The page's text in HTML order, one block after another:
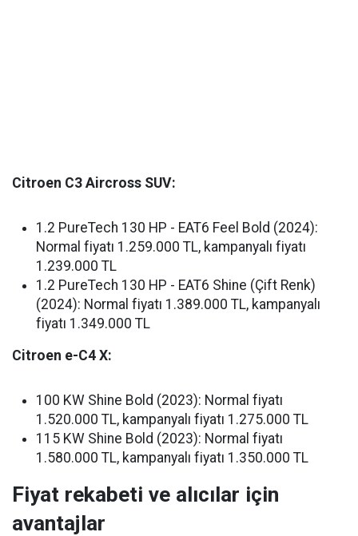
Citroen C3 Aircross SUV:
1.2 PureTech 130 HP - EAT6 Feel Bold (2024):
Normal fiyatı 1.259.000 TL, kampanyalı fiyatı
1.239.000 TL
1.2 PureTech 130 HP - EAT6 Shine (Çift Renk)
(2024): Normal fiyatı 1.389.000 TL, kampanyalı
fiyatı 1.349.000 TL
Citroen e-C4 X:
100 KW Shine Bold (2023): Normal fiyatı
1.520.000 TL, kampanyalı fiyatı 1.275.000 TL
115 KW Shine Bold (2023): Normal fiyatı
1.580.000 TL, kampanyalı fiyatı 1.350.000 TL
Fiyat rekabeti ve alıcılar için
avantajlar